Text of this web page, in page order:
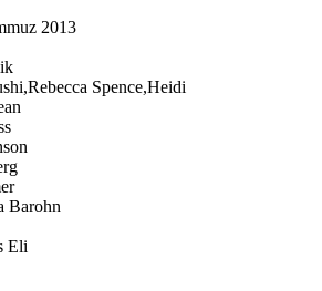
2013
Spence,Heidi
Barohn
Eli